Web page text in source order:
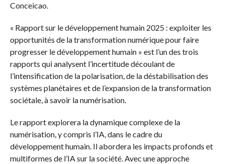
Conceicao.
« Rapport sur le développement humain 2025 : exploiter les
opportunités de la transformation numérique pour faire
progresser le développement humain » est l’un des trois
rapports qui analysent l’incertitude découlant de
l’intensification de la polarisation, de la déstabilisation des
systèmes planétaires et de l’expansion de la transformation
sociétale, à savoir la numérisation.
Le rapport explorera la dynamique complexe de la
numérisation, y compris l’IA, dans le cadre du
développement humain. Il abordera les impacts profonds et
multiformes de l’IA sur la société. Avec une approche